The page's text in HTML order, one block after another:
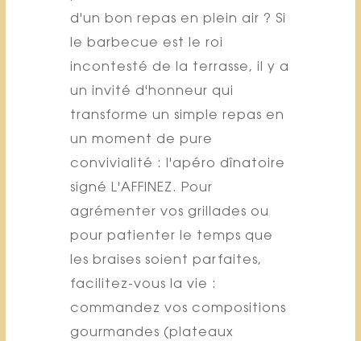
d'un bon repas en plein air ? Si
le barbecue est le roi
incontesté de la terrasse, il y a
un invité d'honneur qui
transforme un simple repas en
un moment de pure
convivialité : l'apéro dînatoire
signé L'AFFINEZ. Pour
agrémenter vos grillades ou
pour patienter le temps que
les braises soient parfaites,
facilitez-vous la vie :
commandez vos compositions
gourmandes (plateaux